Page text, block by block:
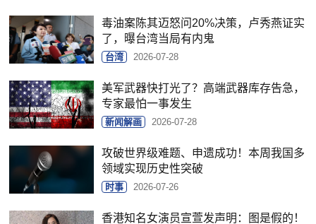
毒油案陈其迈怒问20%决策，卢秀燕证实
了，曝台湾当局有内鬼
台湾 2026-07-28
美军武器快打光了？高端武器库存告急，
专家最怕一事发生
新闻解画 2026-07-28
攻破世界级难题、申遗成功！本周我国多
领域实现历史性突破
时事 2026-07-26
香港知名女演员宣萱发声明：图是假的！